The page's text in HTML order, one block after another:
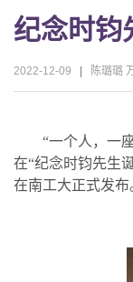
纪念时钧
2022-12-09 陈璐璐
“一个人，一
在“纪念时钧先生
在南工大正式发布